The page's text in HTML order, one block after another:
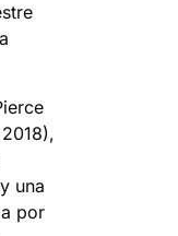
una
por